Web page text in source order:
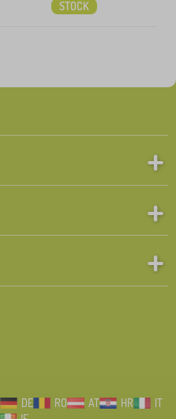
STOCK
DE RO AT HR
IT